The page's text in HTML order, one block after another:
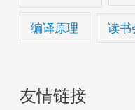
编译原理 读书
友情链接